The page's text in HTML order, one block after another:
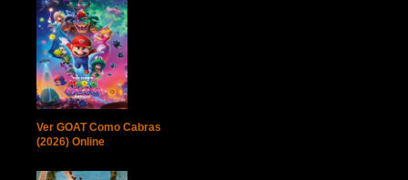
Ver GOAT Como Cabras
(2026) Online